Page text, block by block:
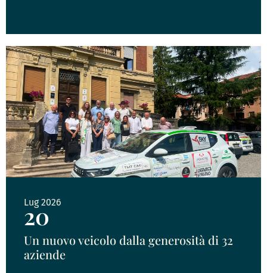
Lug 2026
20
Un nuovo veicolo dalla generosità di 32
aziende